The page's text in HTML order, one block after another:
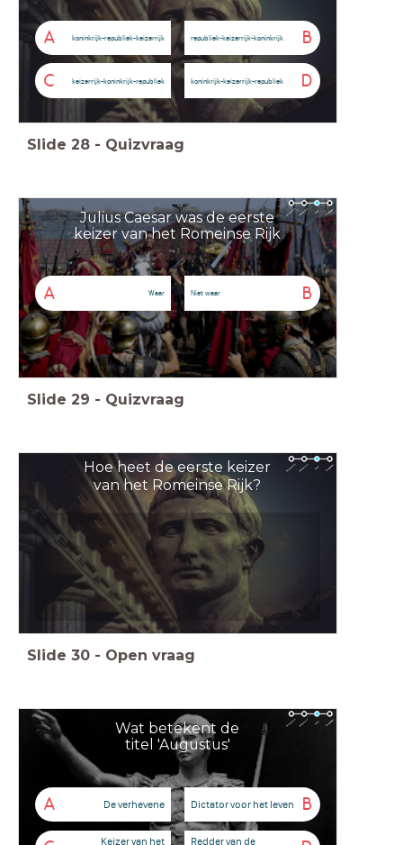
A koninkrijk-republiek-keizerrijk B
republiek-keizerrijk-koninkrijk
C keizerrijk-koninkrijk-republiek D
koninkrijk-keizerrijk-republiek
Slide 28 - Quizvraag
Julius Caesar was de eerste
keizer van het Romeinse Rijk
A Waar B
Niet waar
Slide 29 - Quizvraag
Hoe heet de eerste keizer
van het Romeinse Rijk?
Slide 30 - Open vraag
Wat betekent de
titel 'Augustus'
A De verhevene B
Dictator voor het leven
Keizer van het
Redder van de